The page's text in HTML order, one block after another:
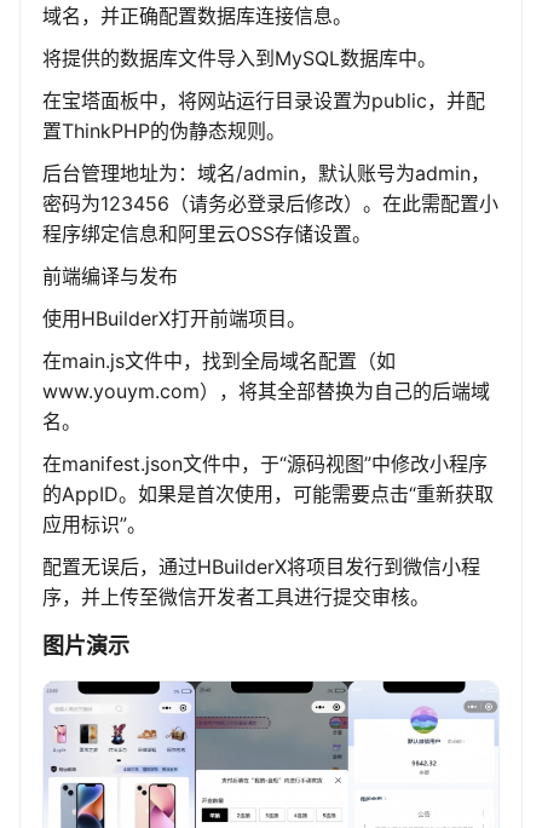
域名，并正确配置数据库连接信息。
将提供的数据库文件导入到MySQL数据库中。
在宝塔面板中，将网站运行目录设置为public，并配
置ThinkPHP的伪静态规则。
后台管理地址为：域名/admin，默认账号为admin，
密码为123456（请务必登录后修改）。在此需配置小
程序绑定信息和阿里云OSS存储设置。
前端编译与发布
使用HBuilderX打开前端项目。
在main.js文件中，找到全局域名配置（如
www.youym.com），将其全部替换为自己的后端域
名。
在manifest.json文件中，于“源码视图”中修改小程序
的AppID。如果是首次使用，可能需要点击“重新获取
应用标识”。
配置无误后，通过HBuilderX将项目发行到微信小程
序，并上传至微信开发者工具进行提交审核。
图片演示